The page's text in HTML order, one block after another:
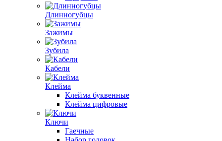
Длинногубцы
Зажимы
Зубила
Кабели
Клейма
Клейма буквенные
Клейма цифровые
Ключи
Гаечные